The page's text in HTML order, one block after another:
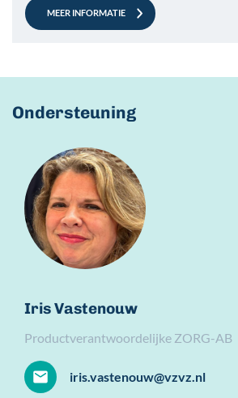
MEER INFORMATIE
Ondersteuning
Iris Vastenouw
Productverantwoordelijke ZORG-AB
iris.vastenouw@vzvz.nl